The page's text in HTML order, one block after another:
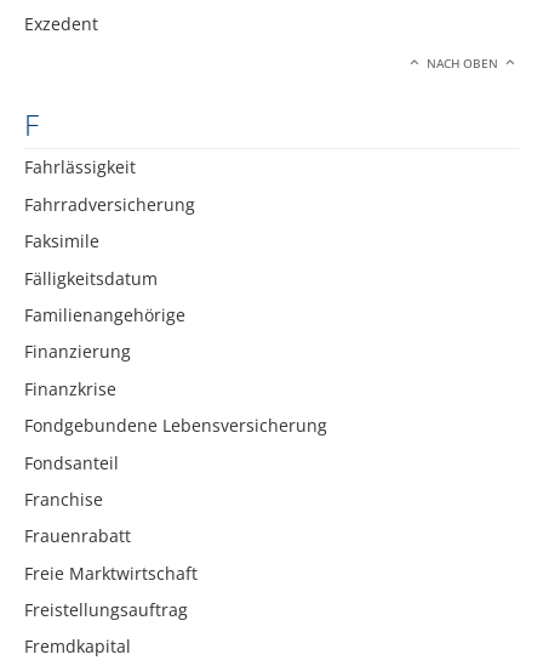
Exzedent
NACH OBEN
F
Fahrlässigkeit
Fahrradversicherung
Faksimile
Fälligkeitsdatum
Familienangehörige
Finanzierung
Finanzkrise
Fondgebundene Lebensversicherung
Fondsanteil
Franchise
Frauenrabatt
Freie Marktwirtschaft
Freistellungsauftrag
Fremdkapital